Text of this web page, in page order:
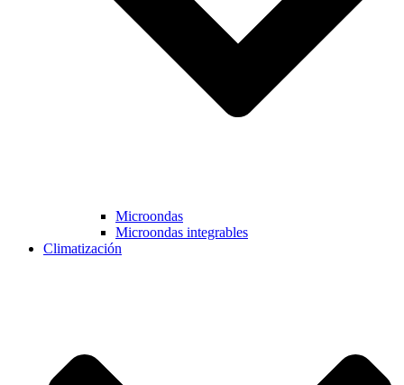
Microondas
Microondas integrables
Climatización